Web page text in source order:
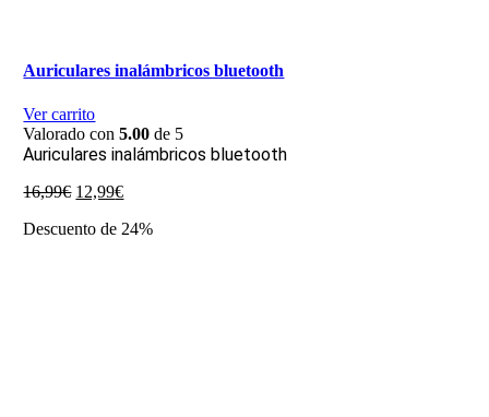
Auriculares inalámbricos bluetooth
Ver carrito
Valorado con5.00 de 5
Auriculares inalámbricos bluetooth
16,99€ El
original
12,99€El
actual
Descuento de 24%